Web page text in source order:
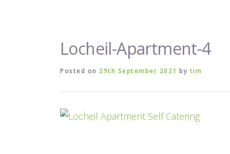
Locheil-Apartment-4
Posted on 29th September 2021 by tim